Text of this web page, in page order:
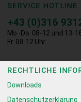
SERVICE HOTLINE
+43 (0)316
Mo.-Do. 08-12 und 13-
Fr. 08-12 Uhr
RECHTLICHE
Downloads
Datenschutzerklärung